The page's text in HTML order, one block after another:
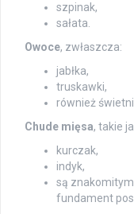
szpinak,
sałata.
Owoce, zwłaszcza:
jabłka,
truskawki,
również
Chude mięsa, takie
kurczak,
indyk,
są znakomitym
fundament